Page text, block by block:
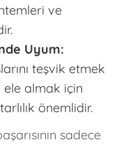
ve
Uyum:
teşvik etmek
ele almak için
önemlidir.
sadece